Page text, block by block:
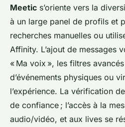
Meetic s’oriente vers la
à un large panel de profils et
recherches manuelles ou
Affinity. L’ajout de messages
« Ma voix », les filtres
d’événements physiques ou
l’expérience. La vérification
de confiance ; l’accès à la
audio/vidéo, et aux lives se